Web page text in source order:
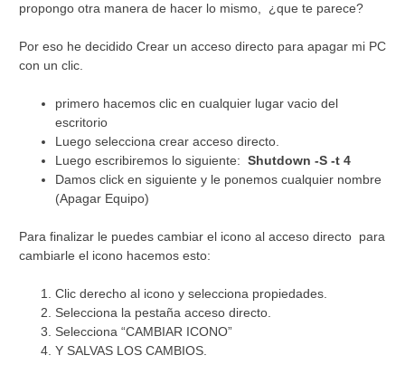
propongo otra manera de hacer lo mismo, ¿que te parece?
Por eso he decidido Crear un acceso directo para apagar mi PC
con un clic.
primero hacemos clic en cualquier lugar vacio del
escritorio
Luego selecciona crear acceso directo.
Luego escribiremos lo siguiente: Shutdown -S -t 4
Damos click en siguiente y le ponemos cualquier nombre
(Apagar Equipo)
Para finalizar le puedes cambiar el icono al acceso directo para
cambiarle el icono hacemos esto:
Clic derecho al icono y selecciona propiedades.
Selecciona la pestaña acceso directo.
Selecciona “CAMBIAR ICONO”
Y SALVAS LOS CAMBIOS.